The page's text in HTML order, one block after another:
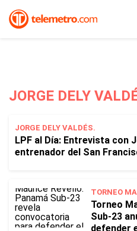
JORGE DELY
JORGE DELY VALDÉS.
LPF al Día: Entrevista con
entrenador del San
TORNEO
Torneo
Sub-23
defender